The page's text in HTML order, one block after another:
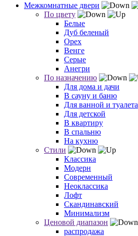
Межкомнатные двери
По цвету
Белые
Дуб беленый
Орех
Венге
Серые
Анегри
По назначению
Для дома и дачи
В сауну и баню
Для ванной и туалета
Для детской
В квартиру
В спальню
На кухню
Стили
Классика
Модерн
Современный
Неоклассика
Лофт
Скандинавский
Минимализм
Ценовой диапазон
распродажа